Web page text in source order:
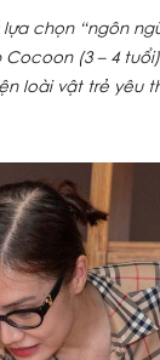
chọn “ngôn
(3 – 4 tuổi)
loài vật trẻ yêu